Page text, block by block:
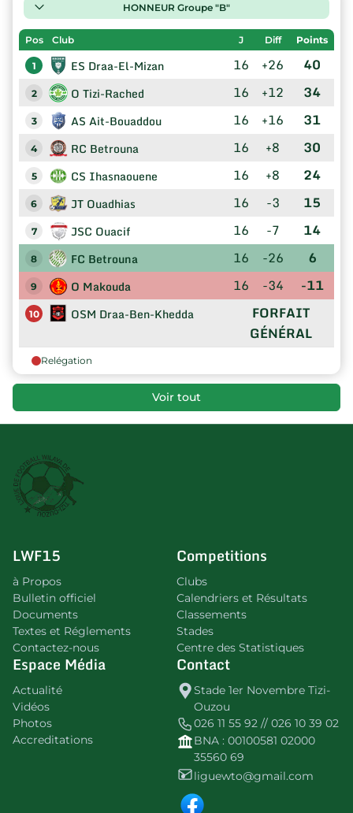
HONNEUR Groupe "B"
Pos Club J Diff Points
1 ES Draa-El-Mizan 16 +26 40
2 O Tizi-Rached 16 +12 34
3 AS Ait-Bouaddou 16 +16 31
4 RC Betrouna 16 +8 30
5 CS Ihasnaouene 16 +8 24
6 JT Ouadhias 16 -3 15
7 JSC Ouacif 16 -7 14
8 FC Betrouna 16 -26 6
9 O Makouda 16 -34 -11
10 OSM Draa-Ben-Khedda
FORFAIT
GÉNÉRAL
Relégation
Voir tout
LWF15
à Propos
Bulletin officiel
Documents
Textes et Réglements
Contactez-nous
Competitions
Clubs
Calendriers et Résultats
Classements
Stades
Centre des Statistiques
Espace Média
Actualité
Vidéos
Photos
Accreditations
Contact
Stade 1er Novembre Tizi-
Ouzou
026 11 55 92 // 026 10 39 02
BNA : 00100581 02000
35560 69
liguewto@gmail.com